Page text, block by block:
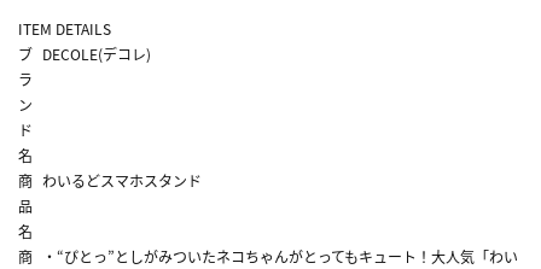
ITEM DETAILS
ブ
ラ
ン
ド
名
DECOLE(デコレ)
商
品
名
わいるどスマホスタンド
商
・“ぴとっ”としがみついたネコちゃんがとってもキュート！大人気「わい